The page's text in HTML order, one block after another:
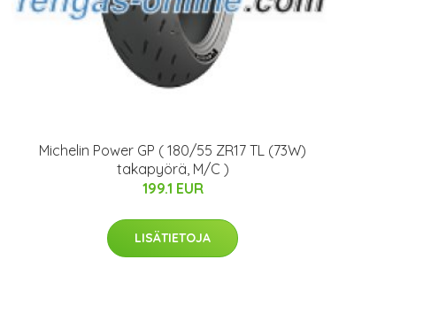
Michelin Power GP ( 180/55 ZR17 TL (73W)
takapyörä, M/C )
199.1 EUR
LISÄTIETOJA